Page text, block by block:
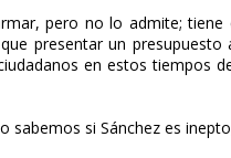
pero no lo admite; tiene
presentar un presupuesto
en estos tiempos
si Sánchez es